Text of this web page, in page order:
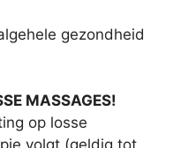
gezondheid
MASSAGES!
op losse
volgt (geldig tot